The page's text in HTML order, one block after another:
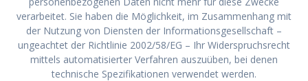
verarbeitet. Sie haben die Möglichkeit, im Zusammenhang mit
der Nutzung von Diensten der Informationsgesellschaft –
ungeachtet der Richtlinie 2002/58/EG – Ihr Widerspruchsrecht
mittels automatisierter Verfahren auszuüben, bei denen
technische Spezifikationen verwendet werden.